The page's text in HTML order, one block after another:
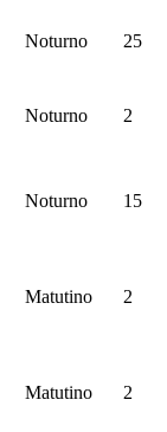
Noturno 25
Noturno 2
Noturno 15
Matutino 2
Matutino 2